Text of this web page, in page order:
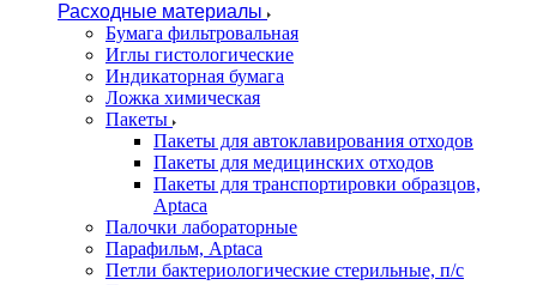
Расходные материалы
Бумага фильтровальная
Иглы гистологические
Индикаторная бумага
Ложка химическая
Пакеты
Пакеты для автоклавирования отходов
Пакеты для медицинских отходов
Пакеты для транспортировки образцов,
Aptaca
Палочки лабораторные
Парафильм, Aptaca
Петли бактериологические стерильные, п/с